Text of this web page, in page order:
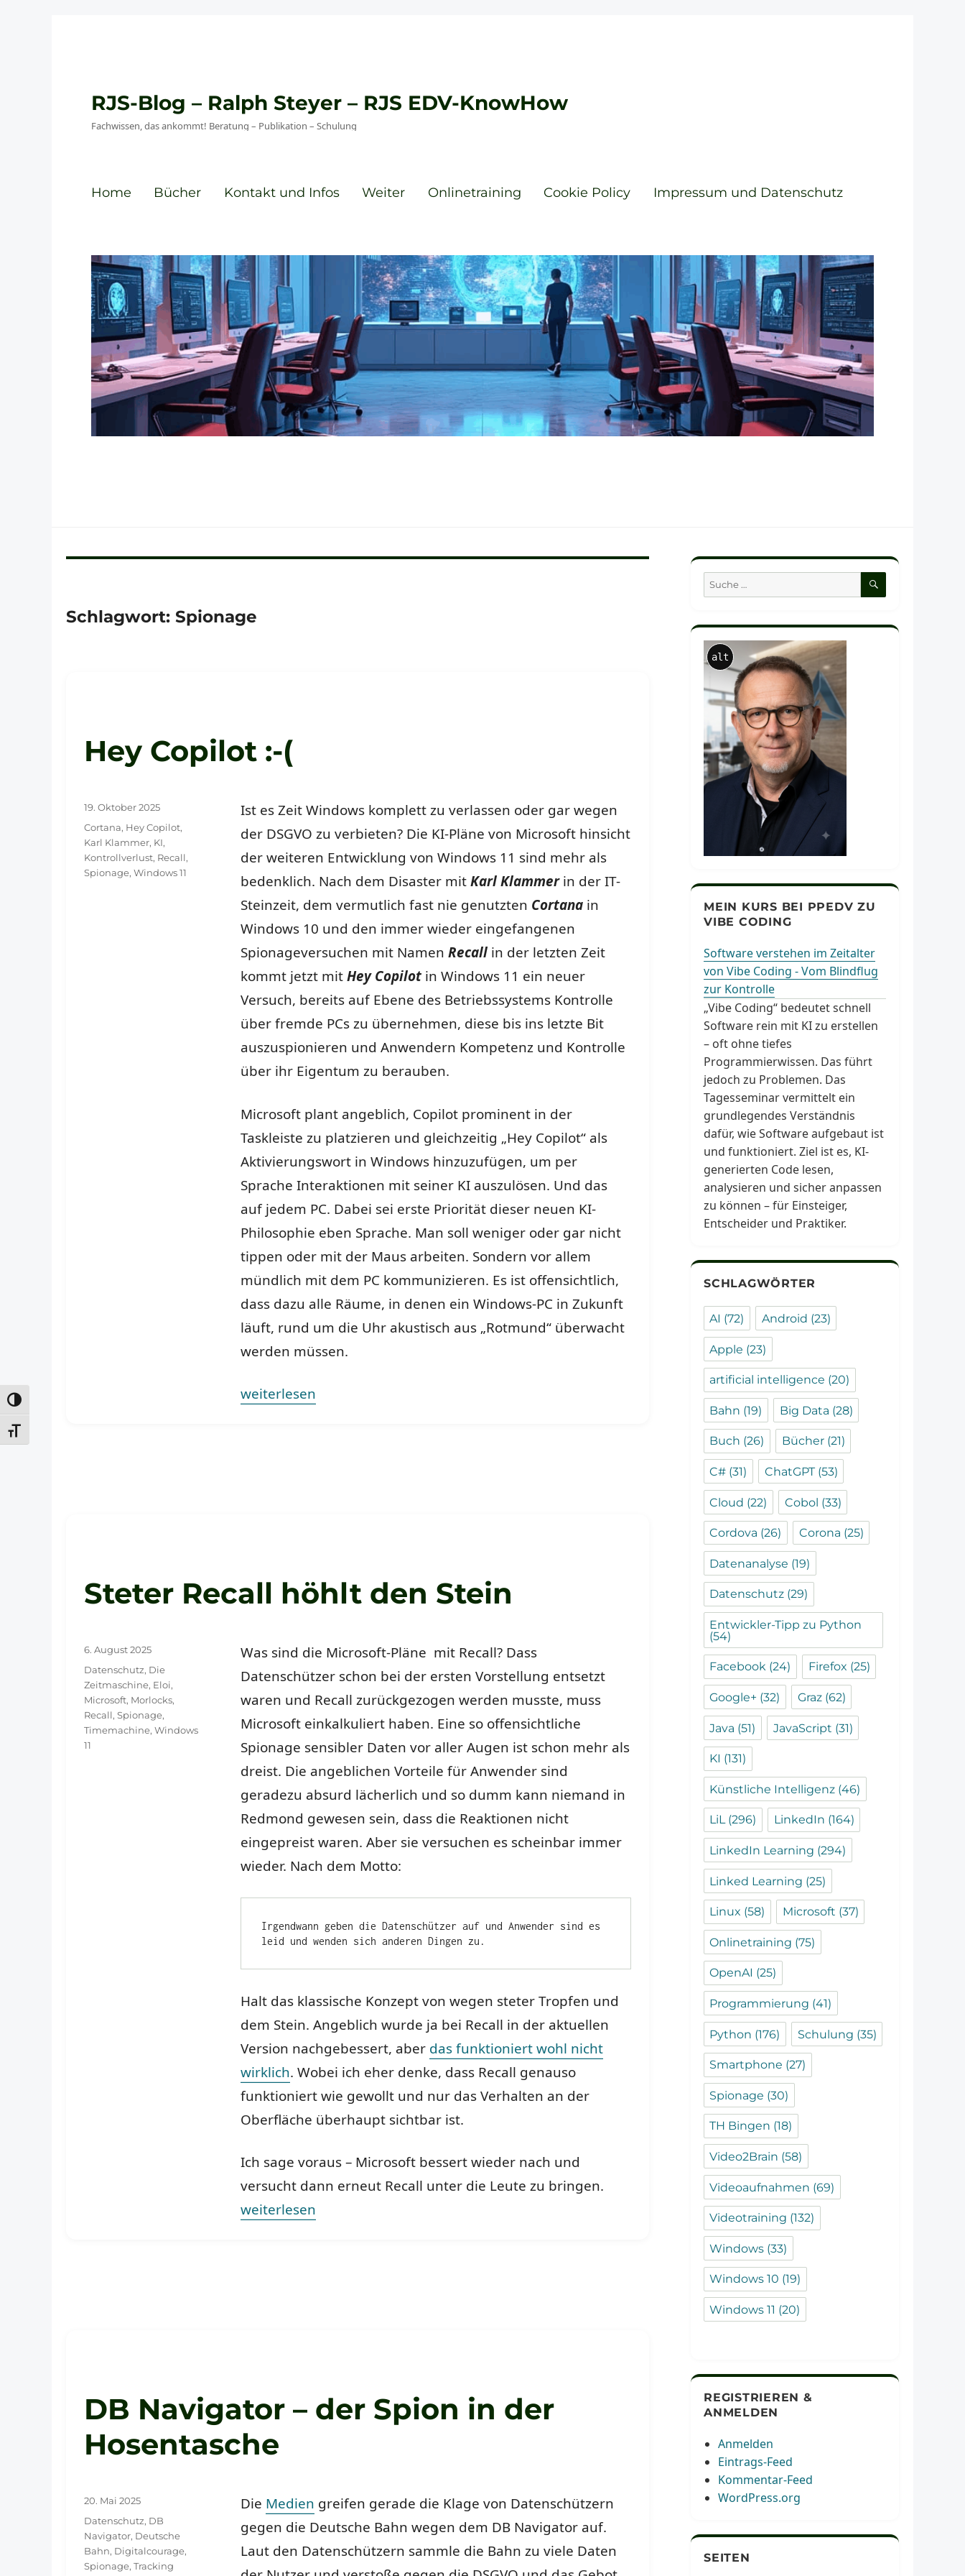
UMSCHALTEN AUF HOHE KONTRASTE
SCHRIFT VERGRÖSSERN
RJS-Blog – Ralph Steyer – RJS EDV-KnowHow
Fachwissen, das ankommt! Beratung – Publikation – Schulung
Home Bücher Kontakt und Infos Weiter Onlinetraining Cookie Policy Impressum und Datenschutz
Schlagwort: Spionage
Hey Copilot :-(
Ist es Zeit Windows komplett zu verlassen oder gar wegen
der DSGVO zu verbieten? Die KI-Pläne von Microsoft hinsicht
der weiteren Entwicklung von Windows 11 sind mehr als
bedenklich. Nach dem Disaster mitKarl Klammerin der IT-
Steinzeit, dem vermutlich fast nie genutzten Cortanain
Windows 10 und den immer wieder eingefangenen
Spionageversuchen mit Namen Recallin der letzten Zeit
kommt jetzt mitHey Copilotin Windows 11 ein neuer
Versuch, bereits auf Ebene des Betriebssystems Kontrolle
über fremde PCs zu übernehmen, diese bis ins letzte Bit
auszuspionieren und Anwendern Kompetenz und Kontrolle
über ihr Eigentum zu berauben.
Microsoft plant angeblich, Copilot prominent in der
Taskleiste zu platzieren und gleichzeitig „Hey Copilot“ als
Aktivierungswort in Windows hinzuzufügen, um per
Sprache Interaktionen mit seiner KI auszulösen. Und das
auf jedem PC. Dabei sei erste Priorität dieser neuen KI-
Philosophie eben Sprache. Man soll weniger oder gar nicht
tippen oder mit der Maus arbeiten. Sondern vor allem
mündlich mit dem PC kommunizieren. Es ist offensichtlich,
dass dazu alle Räume, in denen ein Windows-PC in Zukunft
läuft, rund um die Uhr akustisch aus „Rotmund“ überwacht
werden müssen.
„Hey Copilot :-(“
weiterlesen
Veröffentlicht
am
19. Oktober 2025
Schlagwörter
Cortana, Hey Copilot,
Karl Klammer, KI,
Kontrollverlust, Recall,
Spionage, Windows 11
Steter Recall höhlt den Stein
Was sind die Microsoft-Pläne mit Recall? Dass
Datenschützer schon bei der ersten Vorstellung entsetzt
waren und Recall zurückgezogen werden musste, muss
Microsoft einkalkuliert haben. Eine so offensichtliche
Spionage sensibler Daten vor aller Augen ist schon mehr als
dreist. Die angeblichen Vorteile für Anwender sind
geradezu absurd lächerlich und so dumm kann niemand in
Redmond gewesen sein, dass die Reaktionen nicht
eingepreist waren. Aber sie versuchen es scheinbar immer
wieder. Nach dem Motto:
Irgendwann geben die Datenschützer auf und Anwender sind es
leid und wenden sich anderen Dingen zu.
Halt das klassische Konzept von wegen steter Tropfen und
dem Stein. Angeblich wurde ja bei Recall in der aktuellen
Version nachgebessert, aber das funktioniert wohl nicht
wirklich. Wobei ich eher denke, dass Recall genauso
funktioniert wie gewollt und nur das Verhalten an der
Oberfläche überhaupt sichtbar ist.
Ich sage voraus – Microsoft bessert wieder nach und
versucht dann erneut Recall unter die Leute zu bringen.
„Steter Recall höhlt den Stein“
weiterlesen
Veröffentlicht
am
6. August 2025
Schlagwörter
Datenschutz, Die
Zeitmaschine, Eloi,
Microsoft, Morlocks,
Recall, Spionage,
Timemachine, Windows
11
DB Navigator – der Spion in der
Hosentasche
Die Medien greifen gerade die Klage von Datenschützern
gegen die Deutsche Bahn wegen dem DB Navigator auf.
Laut den Datenschützern sammle die Bahn zu viele Daten
Veröffentlicht
20. Mai 2025
Schlagwörter
Datenschutz, DB
Navigator, Deutsche
Bahn, Digitalcourage,
Spionage, Tracking
Suche
nach:
SUCHEN
alt
MEIN KURS BEI PPEDV ZU
VIBE CODING
Software verstehen im Zeitalter
von Vibe Coding - Vom Blindflug
zur Kontrolle
„Vibe Coding“ bedeutet schnell
Software rein mit KI zu erstellen
– oft ohne tiefes
Programmierwissen. Das führt
jedoch zu Problemen. Das
Tagesseminar vermittelt ein
grundlegendes Verständnis
dafür, wie Software aufgebaut ist
und funktioniert. Ziel ist es, KI-
generierten Code lesen,
analysieren und sicher anpassen
zu können – für Einsteiger,
Entscheider und Praktiker.
SCHLAGWÖRTER
AI (72) Android (23)
Apple (23)
artificial intelligence (20)
Bahn (19) Big Data (28)
Buch (26) Bücher(21)
C# (31) ChatGPT(53)
Cloud (22) Cobol (33)
Cordova (26) Corona (25)
Datenanalyse (19)
Datenschutz (29)
Entwickler-Tipp zu Python
(54)
Facebook (24) Firefox (25)
Google+ (32) Graz(62)
Java (51) JavaScript (31)
KI (131)
Künstliche Intelligenz (46)
LiL(296) LinkedIn (164)
LinkedIn Learning (294)
Linked Learning (25)
Linux (58) Microsoft (37)
Onlinetraining (75)
OpenAI (25)
Programmierung (41)
Python (176) Schulung (35)
Smartphone (27)
Spionage (30)
TH Bingen (18)
Video2Brain (58)
Videoaufnahmen (69)
Videotraining (132)
Windows (33)
Windows 10 (19)
Windows 11 (20)
REGISTRIEREN &
ANMELDEN
Anmelden
Eintrags-Feed
Kommentar-Feed
WordPress.org
SEITEN